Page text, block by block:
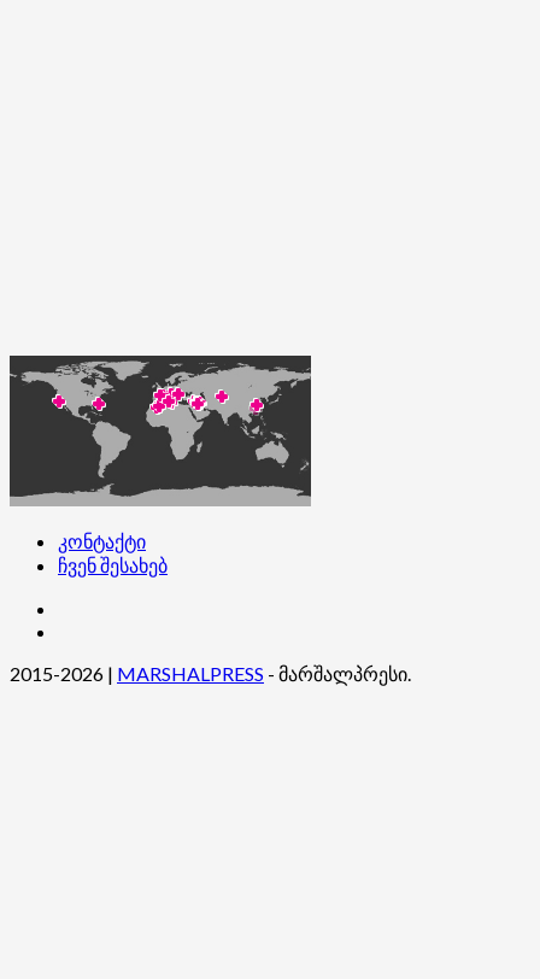
კონტაქტი
ჩვენ შესახებ
2015-2026 | MARSHALPRESS - მარშალპრესი.